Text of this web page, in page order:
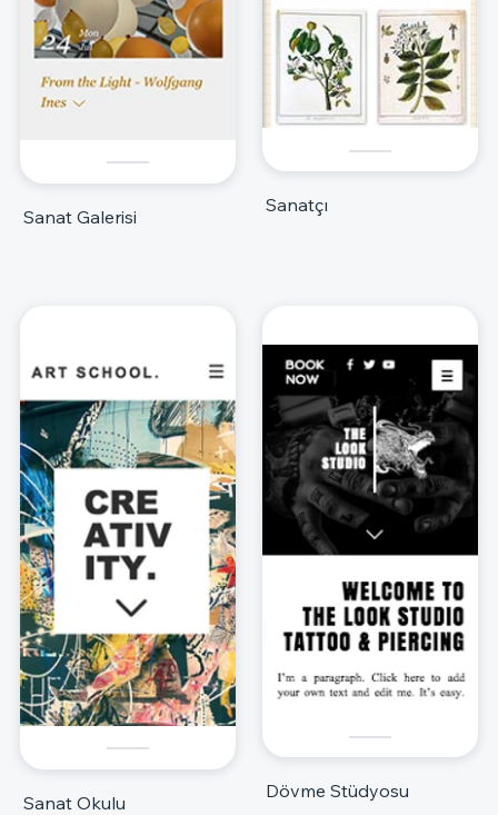
Sanat Galerisi
Sanatçı
Sanat Okulu
Dövme Stüdyosu